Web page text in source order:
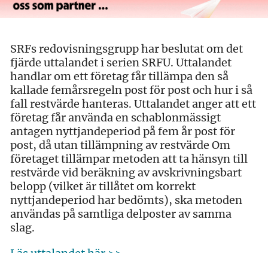
SRFs redovisningsgrupp har beslutat om det
fjärde uttalandet i serien SRFU. Uttalandet
handlar om ett företag får tillämpa den så
kallade femårsregeln post för post och hur i så
fall restvärde hanteras. Uttalandet anger att ett
företag får använda en schablonmässigt
antagen nyttjandeperiod på fem år post för
post, då utan tillämpning av restvärde Om
företaget tillämpar metoden att ta hänsyn till
restvärde vid beräkning av avskrivningsbart
belopp (vilket är tillåtet om korrekt
nyttjandeperiod har bedömts), ska metoden
användas på samtliga delposter av samma
slag.